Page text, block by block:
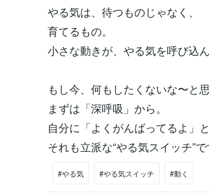
やる気は、待つものじゃなく、
育てるもの。
小さな動きが、やる気を呼び込
もし今、何もしたくないな〜と
まずは「深呼吸」から。
自分に「よくがんばってるよ」
それも立派な“やる気スイッチ”で
#やる気 #やる気スイッチ #動く